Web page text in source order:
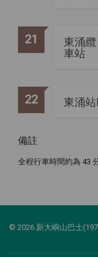
21
東涌纜
車站
22 東涌
備註
全程行車時間約為 43
© 2026 新大嶼山巴士